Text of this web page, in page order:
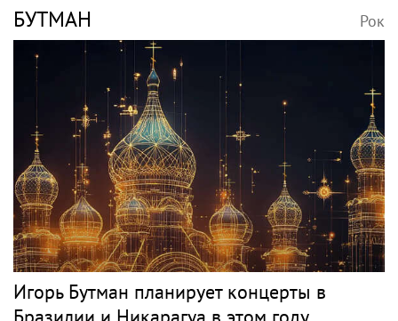
БУТМАН Рок
Игорь Бутман планирует концерты в